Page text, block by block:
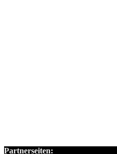
Partnerseiten: